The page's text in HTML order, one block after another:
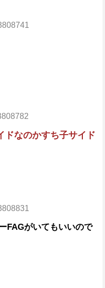
ドなのかすち子サイド
FAGがいてもいいので